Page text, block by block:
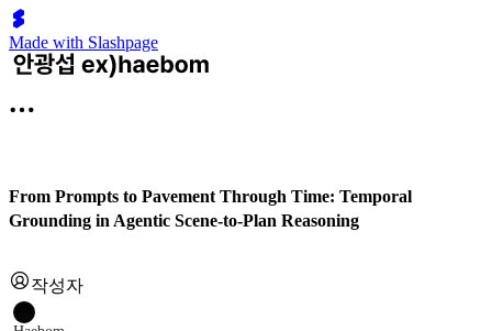
Made with Slashpage
From Prompts to Pavement Through Time: Temporal
Grounding in Agentic Scene-to-Plan Reasoning
작성자